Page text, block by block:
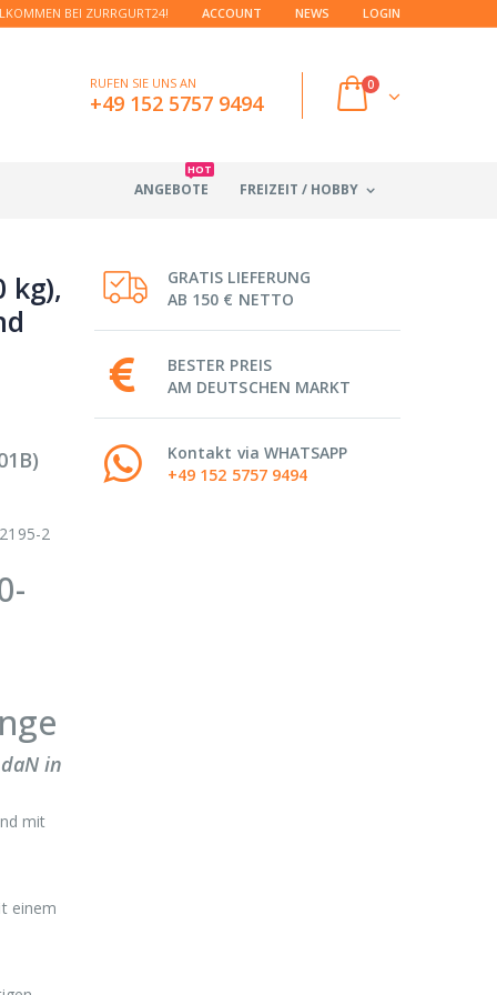
BEI ZURRGURT24! ACCOUNT NEWS LOGIN
RUFEN SIE UNS AN
+49 152 5757 9494
0
FREIZEIT / HOBBY
ANGEBOTE
HOT
kg),
2
in
mit
einem
GRATIS LIEFERUNG
AB 150 € NETTO
BESTER PREIS
AM DEUTSCHEN MARKT
Kontakt via WHATSAPP
+49 152 5757 9494